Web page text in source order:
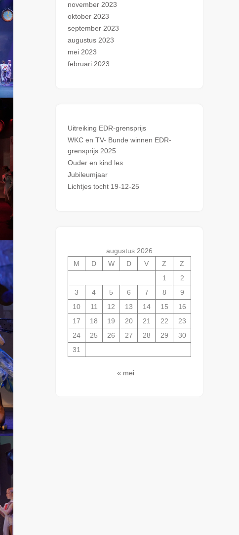
november 2023
oktober 2023
september 2023
augustus 2023
mei 2023
februari 2023
Uitreiking EDR-grensprijs
WKC en TV- Bunde winnen EDR-
grensprijs 2025
Ouder en kind les
Jubileumjaar
Lichtjes tocht 19-12-25
augustus 2026
M
D W D V Z
Z
1
2
3
4 5 6 7 8
9
10
11 12 13 14 15
16
17
18 19 20 21 22
23
24
25 26 27 28 29
30
31
« mei